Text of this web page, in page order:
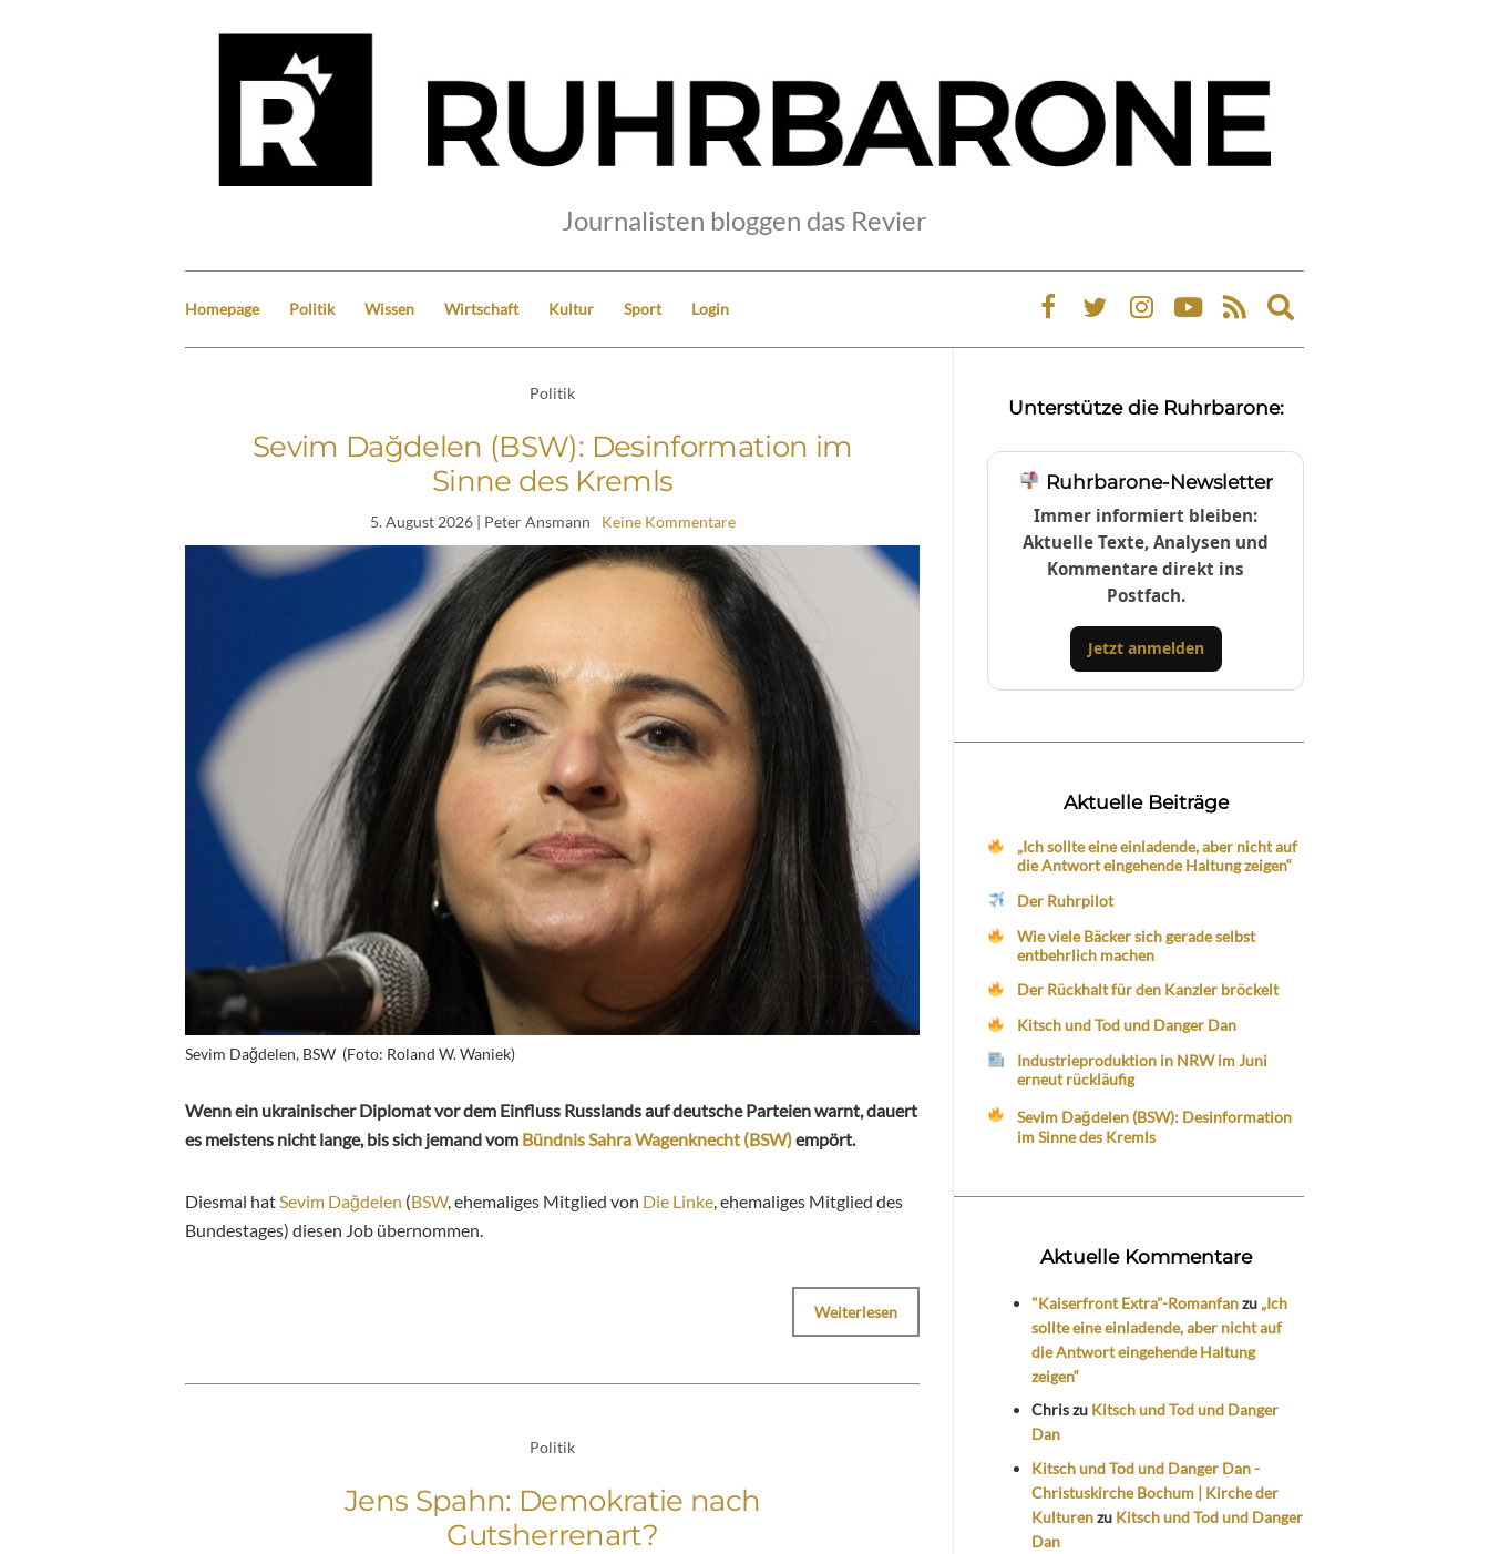
Journalisten bloggen das Revier
Homepage Politik Wissen Wirtschaft Kultur Sport Login
Expand
search
Politik
Sevim Dağdelen (BSW): Desinformation im
Sinne des Kremls
5. August 2026| Peter Ansmann Keine Kommentare
Sevim Dağdelen, BSW (Foto: Roland W. Waniek)
Wenn ein ukrainischer Diplomat vor dem Einfluss Russlands auf deutsche Parteien warnt, dauert
es meistens nicht lange, bis sich jemand vom Bündnis Sahra Wagenknecht (BSW)empört.
Diesmal hat Sevim Dağdelen (BSW, ehemaliges Mitglied von Die Linke , ehemaliges Mitglied des
Bundestages) diesen Job übernommen.
Weiterlesen
Politik
Jens Spahn: Demokratie nach
Gutsherrenart?
Unterstütze die Ruhrbarone:
Ruhrbarone-Newsletter
Immer informiert bleiben:
Aktuelle Texte, Analysen und
Kommentare direkt ins
Postfach.
Jetzt anmelden
Aktuelle Beiträge
„Ich sollte eine einladende, aber nicht auf
die Antwort eingehende Haltung zeigen“
Der Ruhrpilot
Wie viele Bäcker sich gerade selbst
entbehrlich machen
Der Rückhalt für den Kanzler bröckelt
Kitsch und Tod und Danger Dan
Industrieproduktion in NRW im Juni
erneut rückläufig
Sevim Dağdelen (BSW): Desinformation
im Sinne des Kremls
Aktuelle Kommentare
"Kaiserfront Extra"-Romanfanzu „Ich
sollte eine einladende, aber nicht auf
die Antwort eingehende Haltung
zeigen“
Chriszu Kitsch und Tod und Danger
Dan
Kitsch und Tod und Danger Dan -
Christuskirche Bochum | Kirche der
Kulturenzu Kitsch und Tod und Danger
Dan